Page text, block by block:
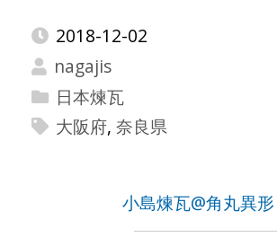
2018-12-02
nagajis
日本煉瓦
大阪府, 奈良県
小島煉瓦@角丸異形